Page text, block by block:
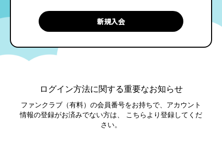
ログイン方法に関する重要なお知らせ
ファンクラブ（有料）の会員番号をお持ちで、アカウント
情報の登録がお済みでない方は、 こちらより登録してくだ
さい。